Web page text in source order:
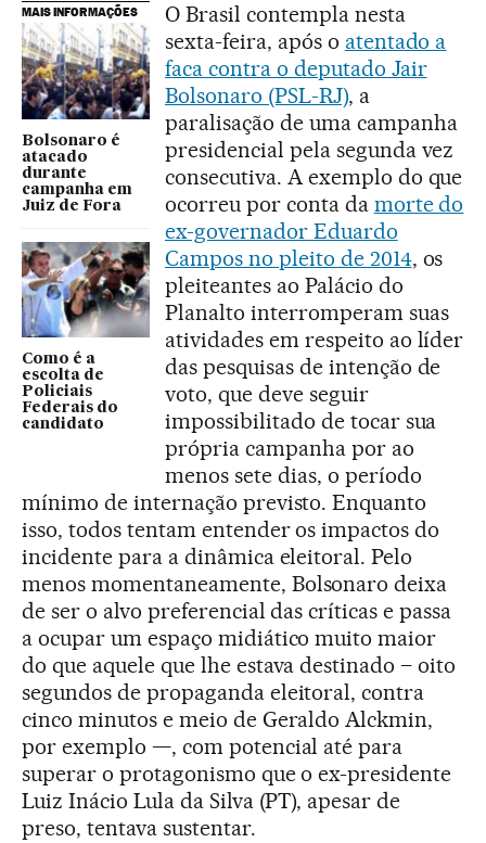
MAIS INFORMAÇÕES
Bolsonaro é
atacado
durante
campanha em
Juiz de Fora
Como é a
escolta de
Policiais
Federais do
candidato
O Brasil contempla nesta
sexta-feira, após o atentado a
faca contra o deputado Jair
Bolsonaro (PSL-RJ), a
paralisação de uma campanha
presidencial pela segunda vez
consecutiva. A exemplo do que
ocorreu por conta da morte do
ex-governador Eduardo
Campos no pleito de 2014, os
pleiteantes ao Palácio do
Planalto interromperam suas
atividades em respeito ao líder
das pesquisas de intenção de
voto, que deve seguir
impossibilitado de tocar sua
própria campanha por ao
menos sete dias, o período
mínimo de internação previsto. Enquanto
isso, todos tentam entender os impactos do
incidente para a dinâmica eleitoral. Pelo
menos momentaneamente, Bolsonaro deixa
de ser o alvo preferencial das críticas e passa
a ocupar um espaço midiático muito maior
do que aquele que lhe estava destinado – oito
segundos de propaganda eleitoral, contra
cinco minutos e meio de Geraldo Alckmin,
por exemplo —, com potencial até para
superar o protagonismo que o ex-presidente
Luiz Inácio Lula da Silva (PT), apesar de
preso, tentava sustentar.